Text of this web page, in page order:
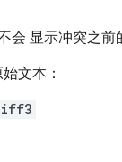
会 显示冲突之前
文本：